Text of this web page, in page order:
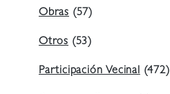
Obras (57)
Otros (53)
Participación Vecinal(472)